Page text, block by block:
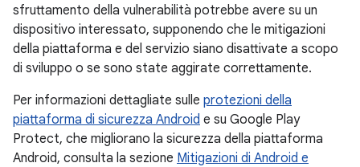
sfruttamento della vulnerabilità potrebbe avere su un
dispositivo interessato, supponendo che le mitigazioni
della piattaforma e del servizio siano disattivate a scopo
di sviluppo o se sono state aggirate correttamente.
Per informazioni dettagliate sulle protezioni della
piattaforma di sicurezza Android e su Google Play
Protect, che migliorano la sicurezza della piattaforma
Android, consulta la sezione Mitigazioni di Android e